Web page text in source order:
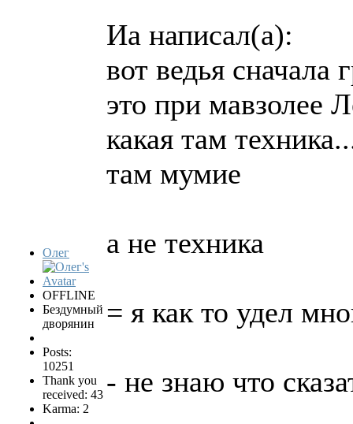
Олег
OFFLINE
Бездумный
дворянин
Posts:
10251
Thank you
received: 43
Karma: 2
Иа написал(а):
вот ведья
это при мавзолее
какая там
там мумие
а не техника
= я как то удел
- не знаю что